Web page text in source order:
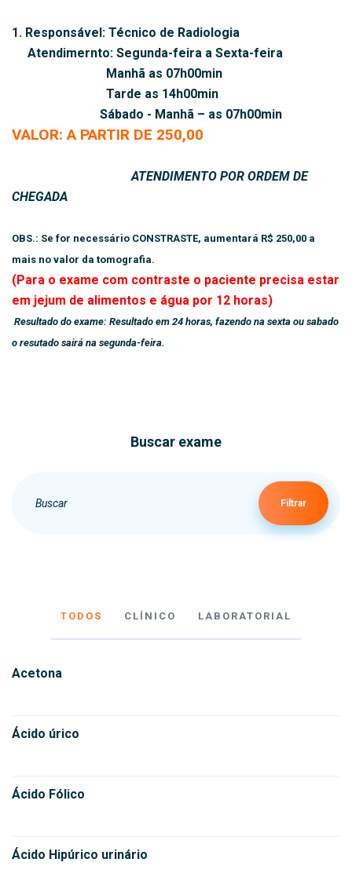
1. Responsável: Técnico de Radiologia
Atendimernto: Segunda-feira a Sexta-feira
Manhã as 07h00min
Tarde as 14h00min
Sábado - Manhã – as 07h00min
VALOR: A PARTIR DE 250,00
ATENDIMENTO POR ORDEM DE
CHEGADA
OBS.: Se for necessário CONSTRASTE, aumentará R$ 250,00 a
mais no valor da tomografia.
(Para o exame com contraste o paciente precisa estar
em jejum de alimentos e água por 12 horas)
Resultado do exame: Resultado em 24 horas, fazendo na sexta ou sabado
o resutado sairá na segunda-feira.
Buscar exame
Filtrar
TODOS CLÍNICO LABORATORIAL
Acetona
Ácido úrico
Ácido Fólico
Ácido Hipúrico urinário